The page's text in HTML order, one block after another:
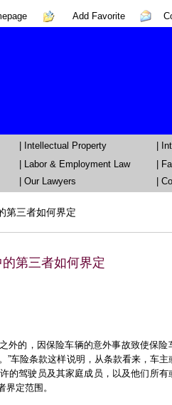
Add Favorite
Intellectual Property
Labor & Employment Law
Our Lawyers
|
第三者如何界定
第三者如何界定
外的，因保险车辆的意外事故致使保险
车险条款这样说明，从条款看来，车主
的驾驶员及其家庭成员，以及他们所有
定范围。